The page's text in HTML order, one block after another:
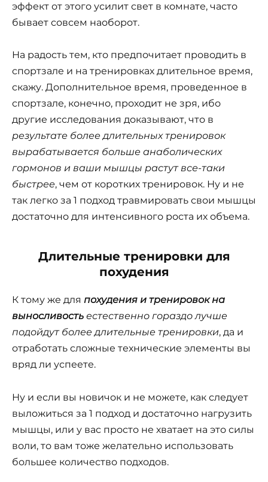
эффект от этого усилит свет в комнате, часто
бывает совсем наоборот.
На радость тем, кто предпочитает проводить в
спортзале и на тренировках длительное время,
скажу. Дополнительное время, проведенное в
спортзале, конечно, проходит не зря, ибо
другие исследования доказывают, что в
результате более длительных тренировок
вырабатывается больше анаболических
гормонов и ваши мышцы растут все-таки
быстрее, чем от коротких тренировок. Ну и не
так легко за 1 подход травмировать свои мышцы
достаточно для интенсивного роста их объема.
Длительные тренировки для
похудения
К тому же для похудения и тренировок на
выносливость естественно гораздо лучше
подойдут более длительные тренировки, да и
отработать сложные технические элементы вы
вряд ли успеете.
Ну и если вы новичок и не можете, как следует
выложиться за 1 подход и достаточно нагрузить
мышцы, или у вас просто не хватает на это силы
воли, то вам тоже желательно использовать
большее количество подходов.